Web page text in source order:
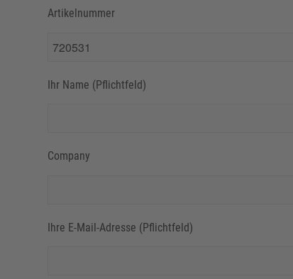
Artikelnummer
Ihr Name (Pflichtfeld)
Company
Ihre E-Mail-Adresse (Pflichtfeld)